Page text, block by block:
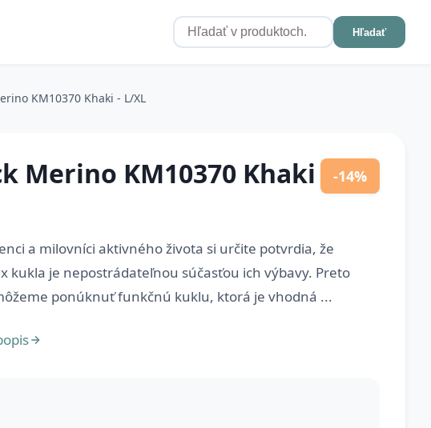
Hľadať
KM10370 Khaki - L/XL
Merino KM10370 Khaki
-14%
a milovníci aktivného života si určite potvrdia, že
kukla je nepostrádateľnou súčasťou ich výbavy. Preto
ponúknuť funkčnú kuklu, ktorá je vhodná ...